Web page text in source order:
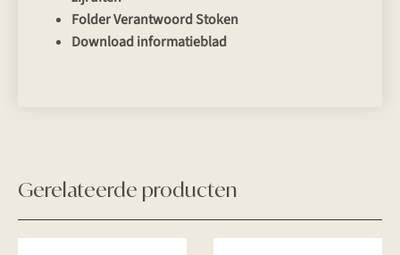
Folder Verantwoord Stoken
Download informatieblad
Gerelateerde producten